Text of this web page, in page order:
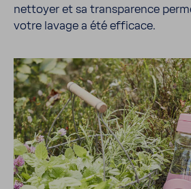
nettoyer et sa trans­pa­rence
votre lavage a été effi­cace.